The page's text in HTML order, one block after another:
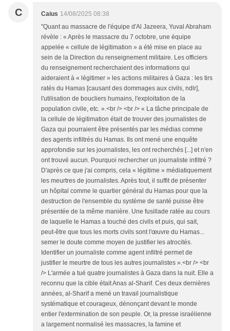
C Caius 14/08/2025 08:38
"Quant au massacre de l'équipe d'Al Jazeera, Yuval Abraham
révèle : « Après le massacre du 7 octobre, une équipe
appelée « cellule de légitimation » a été mise en place au
sein de la Direction du renseignement militaire. Les officiers
du renseignement recherchaient des informations qui
aideraient à « légitimer » les actions militaires à Gaza : les tirs
ratés du Hamas [causant des dommages aux civils, ndlr],
l'utilisation de boucliers humains, l'exploitation de la
population civile, etc. ».<br /> <br /> « La tâche principale de
la cellule de légitimation était de trouver des journalistes de
Gaza qui pourraient être présentés par les médias comme
des agents infiltrés du Hamas. Ils ont mené une enquête
approfondie sur les journalistes, les ont recherchés [...] et n'en
ont trouvé aucun. Pourquoi rechercher un journaliste infiltré ?
D'après ce que j'ai compris, cela « légitime » médiatiquement
les meurtres de journalistes. Après tout, il suffit de présenter
un hôpital comme le quartier général du Hamas pour que la
destruction de l'ensemble du système de santé puisse être
présentée de la même manière. Une fusillade ratée au cours
de laquelle le Hamas a touché des civils et puis, qui sait,
peut-être que tous les morts civils sont l'œuvre du Hamas...
semer le doute comme moyen de justifier les atrocités.
Identifier un journaliste comme agent infiltré permet de
justifier le meurtre de tous les autres journalistes ».<br /> <br
/> L'armée a tué quatre journalistes à Gaza dans la nuit. Elle a
reconnu que la cible était Anas al-Sharif. Ces deux dernières
années, al-Sharif a mené un travail journalistique
systématique et courageux, dénonçant devant le monde
entier l'extermination de son peuple. Or, la presse israélienne
a largement normalisé les massacres, la famine et